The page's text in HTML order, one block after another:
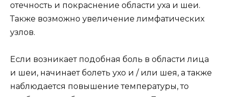
отечность и покраснение области уха и шеи.
Также возможно увеличение лимфатических
узлов.
Если возникает подобная боль в области лица
и шеи, начинает болеть ухо и / или шея, а также
наблюдается повышение температуры, то